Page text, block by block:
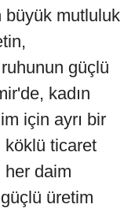
büyük mutluluk
güçlü
kadın
için ayrı bir
köklü ticaret
daim
üretim